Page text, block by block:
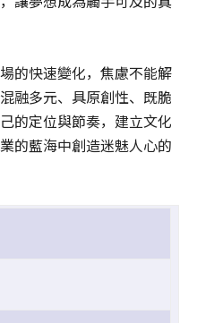
的快速變化，焦慮不能解
融多元、具原創性、既脆
的定位與節奏，建立文化
的藍海中創造迷魅人心的